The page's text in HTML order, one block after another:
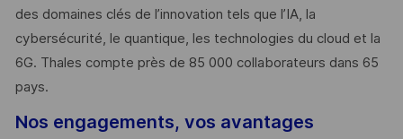
des domaines clés de l’innovation tels que l’IA, la
cybersécurité, le quantique, les technologies du cloud et la
6G. Thales compte près de 85 000 collaborateurs dans 65
pays. ​
Nos engagements, vos avantages